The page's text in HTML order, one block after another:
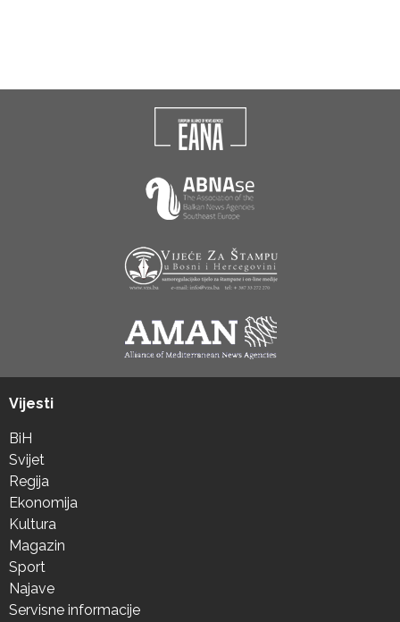
Vijesti
BiH
Svijet
Regija
Ekonomija
Kultura
Magazin
Sport
Najave
Servisne informacije